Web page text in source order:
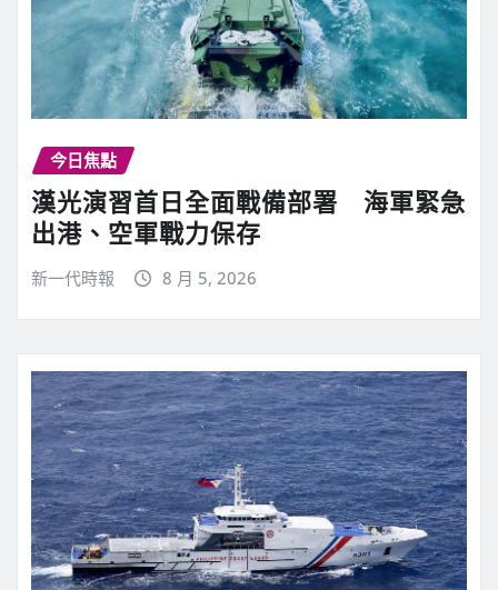
今日焦點
漢光演習首日全面戰備部署 海軍緊急
出港、空軍戰力保存
新一代時報 8 月 5, 2026